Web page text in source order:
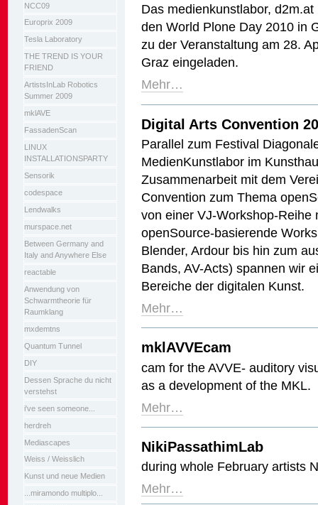
NCC09
Europrix 2009
Tesla Laboratory
THE TREND IS YOUR
FRIEND
ArtistsInLab Robotics
Summer 2009
mklAVE
FassadenScan
LINUX
INSTALLATIONSPARTY
Sensorik
codespace
Lendwalks
murspace.net
Between Germany and
Italy and Anywhere Else
reactable
Anwendung von
Schwarmtheorie für
Raumklang
mxdemtns
Quantum Tunnel
DIY
Dessen Sprache du nicht
verstehst
i've seen someone...
herdreh
Mediascapes
Weiss / Weisslich
Kunst und neue Medien
...miramondo multiplo...
Das medienkunstlabor,
den World Plone Day 2010 in
zu der Veranstaltung am 28.
Graz eingeladen.
Mehr…
Digital Arts Convention
Parallel zum Festival
MedienKunstlabor im
Zusammenarbeit mit dem
Convention zum Thema
von einer VJ-Workshop-
openSource-basierende
Blender, Ardour bis hin zum
Bands, AV-Acts) spannen wir
Bereiche der digitalen Kunst.
Mehr…
mklAVVEcam
cam for the AVVE- auditory
as a development of the MKL.
Mehr…
NikiPassathimLab
during whole February artists
Mehr…